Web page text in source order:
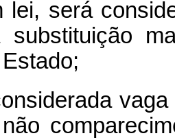
lei, será